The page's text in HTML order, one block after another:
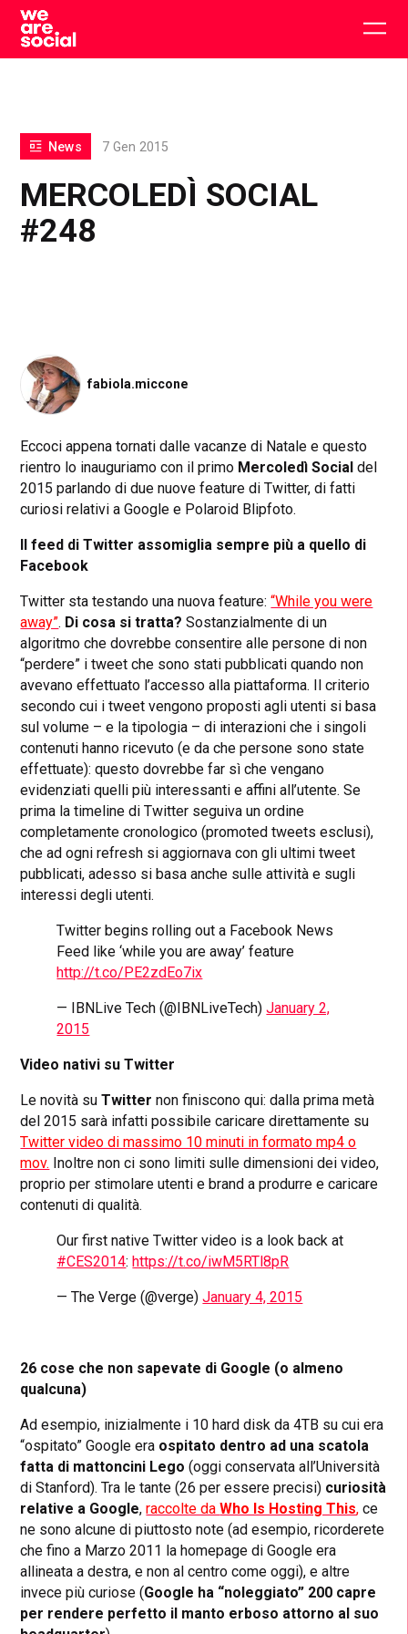
Skip
content
MERCOLEDÌ SOCIAL
#248
News 7 Gen 2015
fabiola.miccone
Eccoci appena tornati dalle vacanze di Natale e questo
rientro lo inauguriamo con il primo Mercoledì Social del
2015 parlando di due nuove feature di Twitter, di fatti
curiosi relativi a Google e Polaroid Blipfoto.
Il feed di Twitter assomiglia sempre più a quello di
Facebook
Twitter sta testando una nuova feature:“While you were
away”. Di cosa si tratta? Sostanzialmente di un
algoritmo che dovrebbe consentire alle persone di non
“perdere” i tweet che sono stati pubblicati quando non
avevano effettuato l’accesso alla piattaforma. Il criterio
secondo cui i tweet vengono proposti agli utenti si basa
sul volume – e la tipologia – di interazioni che i singoli
contenuti hanno ricevuto (e da che persone sono state
effettuate): questo dovrebbe far sì che vengano
evidenziati quelli più interessanti e affini all’utente. Se
prima la timeline di Twitter seguiva un ordine
completamente cronologico (promoted tweets esclusi),
che ad ogni refresh si aggiornava con gli ultimi tweet
pubblicati, adesso si basa anche sulle attività e sugli
interessi degli utenti.
Twitter begins rolling out a Facebook News
Feed like ‘while you are away’ feature
http://t.co/PE2zdEo7ix
— IBNLive Tech (@IBNLiveTech)January 2,
2015
Video nativi su Twitter
Le novità suTwitter non finiscono qui: dalla prima metà
del 2015 sarà infatti possibile caricare direttamente su
Twitter video di massimo 10 minuti in formato mp4 o
mov. Inoltre non ci sono limiti sulle dimensioni dei video,
proprio per stimolare utenti e brand a produrre e caricare
contenuti di qualità.
Our first native Twitter video is a look back at
#CES2014: https://t.co/iwM5RTl8pR
— The Verge (@verge)January 4, 2015
26 cose che non sapevate di Google (o almeno
qualcuna)
Ad esempio, inizialmente i 10 hard disk da 4TB su cui era
“ospitato” Google era ospitato dentro ad una scatola
fatta di mattoncini Lego (oggi conservata all’Università
di Stanford). Tra le tante (26 per essere precisi) curiosità
relative a Google,raccolte daWho Is Hosting This, ce
ne sono alcune di piuttosto note (ad esempio, ricorderete
che fino a Marzo 2011 la homepage di Google era
allineata a destra, e non al centro come oggi), e altre
invece più curiose (Google ha “noleggiato” 200 capre
per rendere perfetto il manto erboso attorno al suo